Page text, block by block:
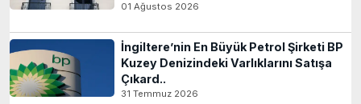
01 Ağustos 2026
İngiltere’nin En Büyük Petrol Şirketi BP
Kuzey Denizindeki Varlıklarını Satışa
Çıkard..
31 Temmuz 2026